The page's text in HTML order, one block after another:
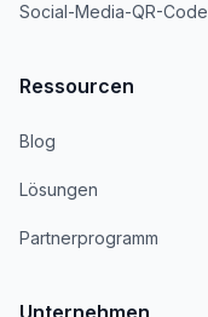
Social-Media-QR-Code
Ressourcen
Blog
Lösungen
Partnerprogramm
Unternehmen